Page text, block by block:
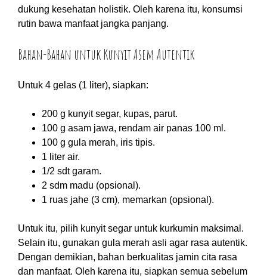
dukung kesehatan holistik. Oleh karena itu, konsumsi
rutin bawa manfaat jangka panjang.
Bahan-Bahan untuk Kunyit Asem Autentik
Untuk 4 gelas (1 liter), siapkan:
200 g kunyit segar, kupas, parut.
100 g asam jawa, rendam air panas 100 ml.
100 g gula merah, iris tipis.
1 liter air.
1/2 sdt garam.
2 sdm madu (opsional).
1 ruas jahe (3 cm), memarkan (opsional).
Untuk itu, pilih kunyit segar untuk kurkumin maksimal.
Selain itu, gunakan gula merah asli agar rasa autentik.
Dengan demikian, bahan berkualitas jamin cita rasa
dan manfaat. Oleh karena itu, siapkan semua sebelum